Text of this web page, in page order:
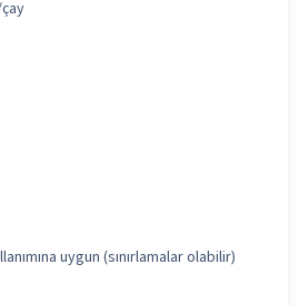
uygun (sınırlamalar olabilir)